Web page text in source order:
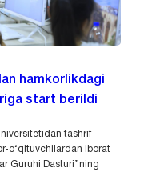
hamkorlikdagi
start berildi
tashrif
o‘qituvchilardan iborat
Guruhi Dasturi”ning